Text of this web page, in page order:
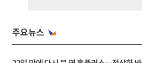
주요뉴스